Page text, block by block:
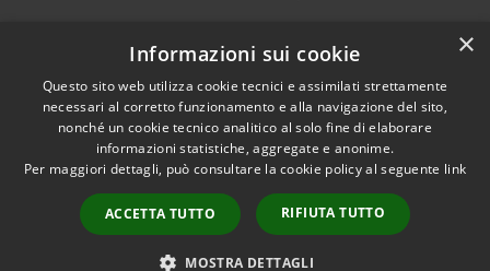
RSS
Accessibilità
Cookie
Mappa del sito
Informativa trattamento
Copyright © 2026 • Comune di
Pioltello • Powered by
Municipium•Accesso
redazione
×
Informazioni sui cookie
Questo sito web utilizza cookie tecnici e assimilati strettamente
necessari al corretto funzionamento e alla navigazione del sito,
nonché un cookie tecnico analitico al solo fine di elaborare
informazioni statistiche, aggregate e anonime.
Per maggiori dettagli, può consultare la cookie policy al seguente link
ACCETTA TUTTO RIFIUTA TUTTO
MOSTRA DETTAGLI